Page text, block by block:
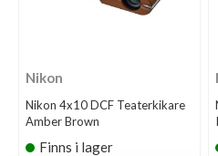
Nikon
Nikon 4x10 DCF Teaterkikare
Amber Brown
Finns i lager